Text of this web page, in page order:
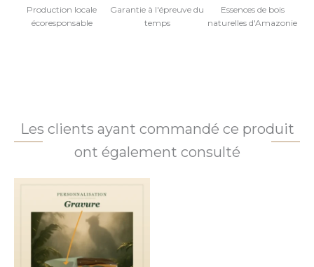
Production locale
écoresponsable
Garantie à l'épreuve du
temps
Essences de bois
naturelles d'Amazonie
Les clients ayant commandé ce produit
ont également consulté